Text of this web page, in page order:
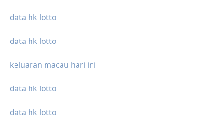
data hk lotto
data hk lotto
keluaran macau hari ini
data hk lotto
data hk lotto